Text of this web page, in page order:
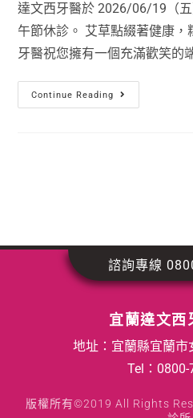
達文西牙醫於 2026/06/19（
午節休診。 艾草點綴著健康
牙醫祝您擁有一個充滿歡笑的
Continue Reading
宜蘭達文西
地址：宜蘭縣宜蘭市
Tel： 0800-
版權所有©2019 All Rights
諮詢專線